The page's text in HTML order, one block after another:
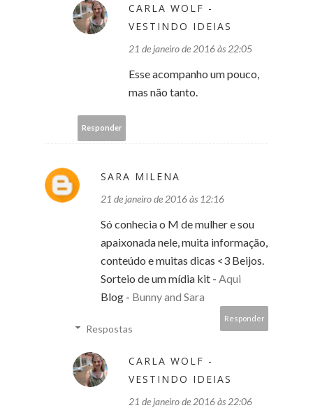
CARLA WOLF -
VESTINDO IDEIAS
21 de janeiro de 2016 às 22:05
Esse acompanho um pouco,
mas não tanto.
Responder
SARA MILENA
21 de janeiro de 2016 às 12:16
Só conhecia o M de mulher e sou
apaixonada nele, muita informação,
conteúdo e muitas dicas <3 Beijos.
Sorteio de um mídia kit - Aqui
Blog - Bunny and Sara
Responder
Respostas
CARLA WOLF -
VESTINDO IDEIAS
21 de janeiro de 2016 às 22:06